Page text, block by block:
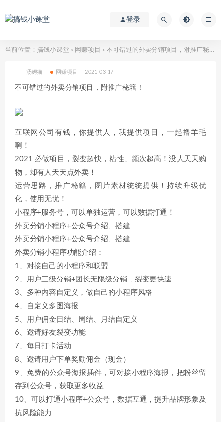
登录
当前位置： 搞钱小课堂 > 网赚项目 > 不可错过的外卖分销项目，附推广秘籍！
汤姆猫 网赚项目 2021-03-17
不可错过的外卖分销项目，附推广秘籍！
互联网公司有钱，你提供人，我提供项目，一起撸羊毛
啊！
2021 必做项目，裂变超快，粘性、频次超高！没人天天购
物，却有人天天点外卖！
运营思路，推广秘籍，图片素材统统提供！持续升级优
化，使用无忧！
小程序+服务号，可以单独运营，可以数据打通！
外卖分销小程序+公众号介绍、搭建
外卖分销小程序+公众号介绍、搭建
外卖分销小程序功能介绍：
1、对接自己的小程序和联盟
2、用户三级分销+团长无限级分销，裂变更快速
3、多种内容自定义，做自己的小程序风格
4、自定义多图海报
5、用户佣金日结、周结、月结自定义
6、邀请好友裂变功能
7、每日打卡活动
8、邀请用户下单奖励佣金（现金）
9、免费的公众号海报插件，可对接小程序海报，把粉丝留
存到公众号，获取更多收益
10、可以打通小程序+公众号，数据互通，提升品牌形象及
抗风险能力